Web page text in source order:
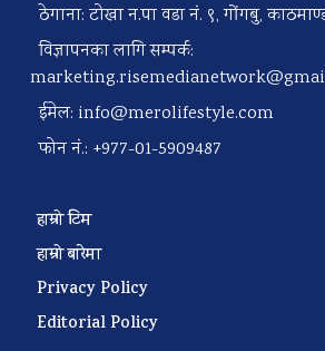
ठेगाना: टोखा न.पा वडा नं. ९, गोंगबु,
विज्ञापनका लागि सम्पर्क:
ईमेल: info@merolifestyle.com
फोन नं.: +977-01-5909487
हाम्रो टिम
हाम्रो बारेमा
Privacy Policy
Editorial Policy